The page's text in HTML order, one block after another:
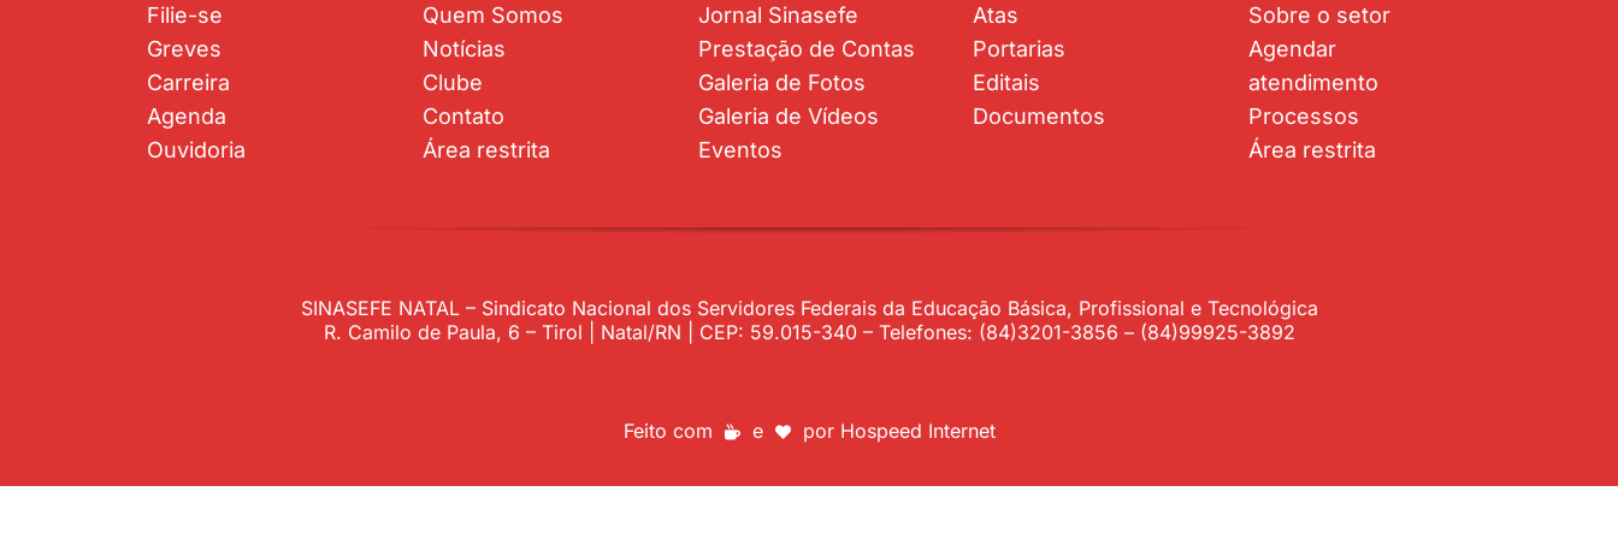
Filie-se
Greves
Carreira
Agenda
Ouvidoria
Quem Somos
Notícias
Clube
Contato
Área restrita
Jornal Sinasefe
Prestação de Contas
Galeria de Fotos
Galeria de Vídeos
Eventos
Atas
Portarias
Editais
Documentos
Sobre o setor
Agendar
atendimento
Processos
Área restrita
SINASEFE NATAL – Sindicato Nacional dos Servidores Federais da Educação Básica, Profissional e Tecnológica
R. Camilo de Paula, 6 – Tirol | Natal/RN | CEP: 59.015-340 – Telefones: (84)3201-3856 – (84)99925-3892
Feito com e por Hospeed Internet